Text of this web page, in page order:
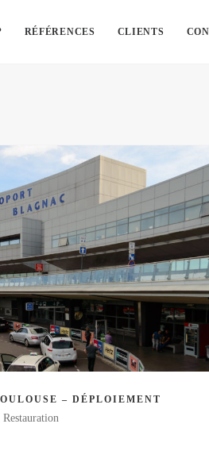
RÉFÉRENCES CLIENTS
– DÉPLOIEMENT
Restauration